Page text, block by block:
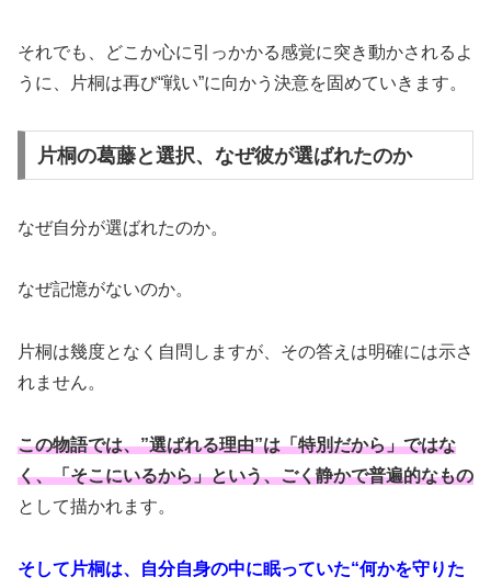
それでも、どこか心に引っかかる感覚に突き動かされるよ
うに、片桐は再び“戦い”に向かう決意を固めていきます。
片桐の葛藤と選択、なぜ彼が選ばれたのか
なぜ自分が選ばれたのか。
なぜ記憶がないのか。
片桐は幾度となく自問しますが、その答えは明確には示さ
れません。
この物語では、”選ばれる理由”は「特別だから」ではな
く、「そこにいるから」という、ごく静かで普遍的なもの
として描かれます。
そして片桐は、自分自身の中に眠っていた“何かを守りた